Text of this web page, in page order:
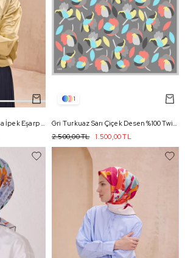
1
1.500,00 TL
2.500,00 TL